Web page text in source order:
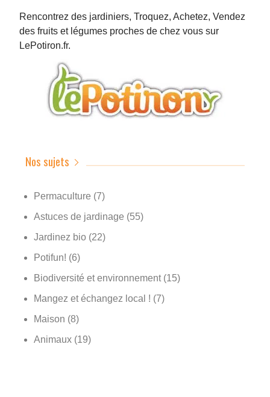
Rencontrez des jardiniers, Troquez, Achetez, Vendez
des fruits et légumes proches de chez vous sur
LePotiron.fr.
Nos sujets
Permaculture (7)
Astuces de jardinage (55)
Jardinez bio (22)
Potifun! (6)
Biodiversité et environnement(15)
Mangez et échangez local ! (7)
Maison (8)
Animaux (19)